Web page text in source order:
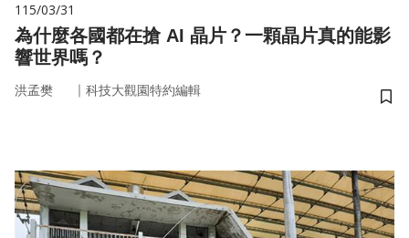
115/03/31
為什麼各國都在搶 AI 晶片？一顆晶片真的能影
響世界嗎？
洪孟樊 ｜ 科技大觀園特約編輯
儲